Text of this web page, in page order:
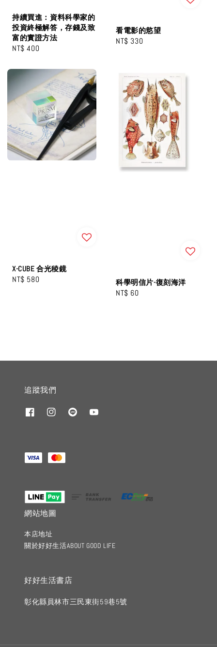
持續買進：資料科學家的
投資終極解答，存錢及致
富的實證方法
Regular
NT$ 400
看電影的慾望
Regular
NT$ 330
X-CUBE 合光稜鏡
Regular
NT$ 580 科學明信片-復刻海洋
Regular
NT$ 60
追蹤我們
網站地圖
本店地址
關於好好生活ABOUT GOOD LIFE
好好生活書店
彰化縣員林市三民東街59巷5號